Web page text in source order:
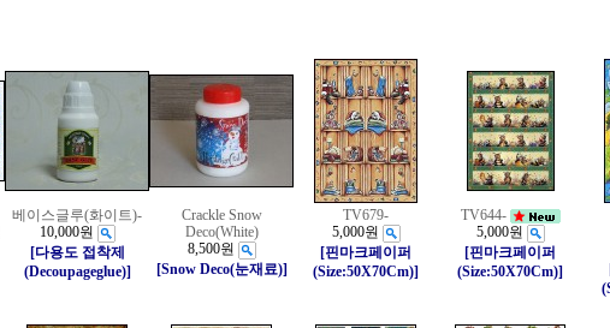
베이스글루(화이트)-
10,000원
[다용도 접착제
(Decoupageglue)]
Crackle Snow
Deco(White)
8,500원
[Snow Deco(눈재료)]
TV679-
5,000원
[핀마크페이퍼
(Size:50X70Cm)]
TV644-
5,000원
[핀마크페이퍼
(Size:50X70Cm)]